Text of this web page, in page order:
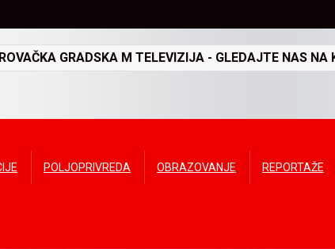
GRADSKA M TELEVIZIJA - GLEDAJTE NAS
POLJOPRIVREDA OBRAZOVANJE REPORTAŽE